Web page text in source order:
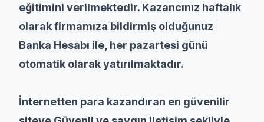
eğitimini verilmektedir. Kazancınız haftalık
olarak firmamıza bildirmiş olduğunuz
Banka Hesabı ile, her pazartesi günü
otomatik olarak yatırılmaktadır.
İnternetten para kazandıran en güvenilir